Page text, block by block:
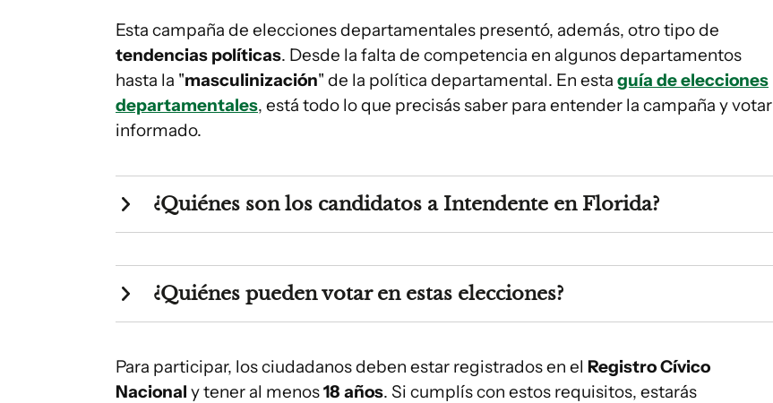
Esta campaña de elecciones departamentales presentó, además, otro tipo de
tendencias políticas. Desde la falta de competencia en algunos departamentos
hasta la "masculinización" de la política departamental. En esta guía de elecciones
departamentales, está todo lo que precisás saber para entender la campaña y votar
informado.
¿Quiénes son los candidatos a Intendente en Florida?
¿Quiénes pueden votar en estas elecciones?
Para participar, los ciudadanos deben estar registrados en el Registro Cívico
Nacional y tener al menos18 años. Si cumplís con estos requisitos, estarás